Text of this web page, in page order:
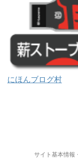
にほんブログ村
サイト基本情報